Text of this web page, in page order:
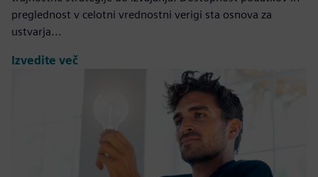
preglednost v celotni vrednostni verigi sta osnova za
ustvarja...
Izvedite več